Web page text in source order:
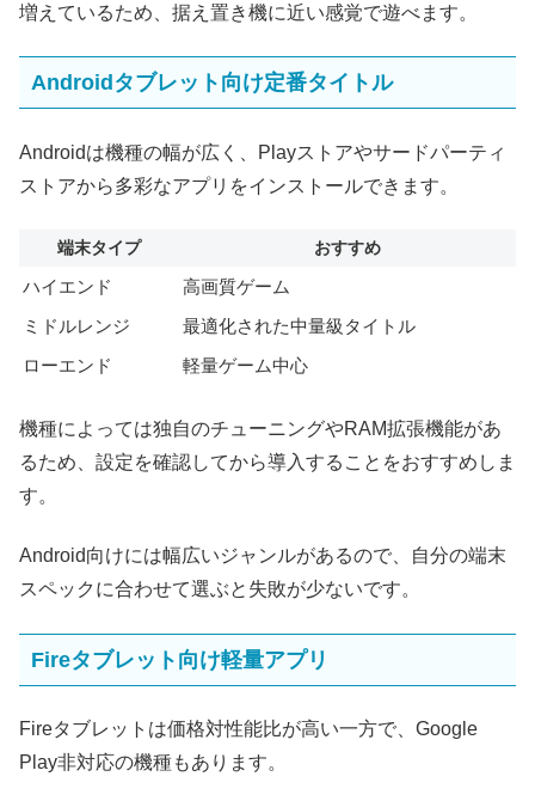
増えているため、据え置き機に近い感覚で遊べます。
Androidタブレット向け定番タイトル
Androidは機種の幅が広く、Playストアやサードパーティ
ストアから多彩なアプリをインストールできます。
端末タイプ おすすめ
ハイエンド
高画質ゲーム
ミドルレンジ
最適化された中量級タイトル
ローエンド
軽量ゲーム中心
機種によっては独自のチューニングやRAM拡張機能があ
るため、設定を確認してから導入することをおすすめしま
す。
Android向けには幅広いジャンルがあるので、自分の端末
スペックに合わせて選ぶと失敗が少ないです。
Fireタブレット向け軽量アプリ
Fireタブレットは価格対性能比が高い一方で、Google
Play非対応の機種もあります。